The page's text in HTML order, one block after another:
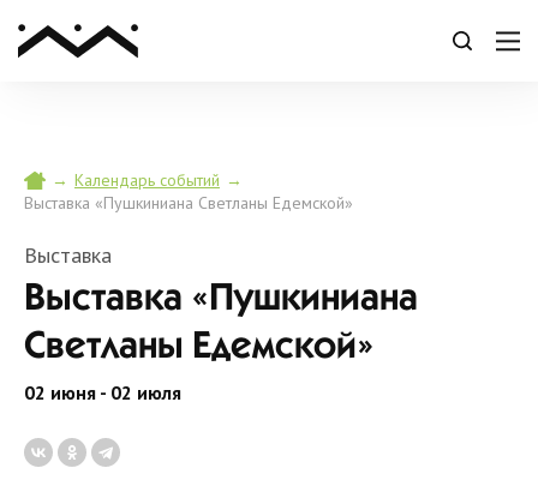
→ Календарь событий →
Выставка «Пушкиниана Светланы Едемской»
Выставка
Выставка «Пушкиниана
Светланы Едемской»
02 июня - 02 июля